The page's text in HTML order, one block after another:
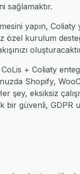
sağlamaktır.
yapın, Coliaty
özel kurulum
+ Coliaty
Shopify,
şey, eksiksiz
bir güvenli, GDPR